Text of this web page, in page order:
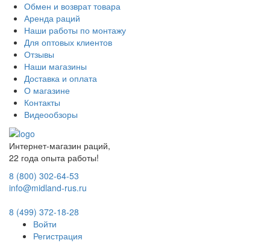
Обмен и возврат товара
Аренда раций
Наши работы по монтажу
Для оптовых клиентов
Отзывы
Наши магазины
Доставка и оплата
О магазине
Контакты
Видеообзоры
Интернет-магазин раций,
22 года опыта работы!
8 (800) 302-64-53
info@midland-rus.ru
8 (499) 372-18-28
Войти
Регистрация